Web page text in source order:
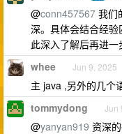
@conn457567 我们
深。具体会结合经
此深入了解后再进一
whee Jun 9, 2025
主 java ,另外的几个
tommydong Jun
@yanyan919 资深